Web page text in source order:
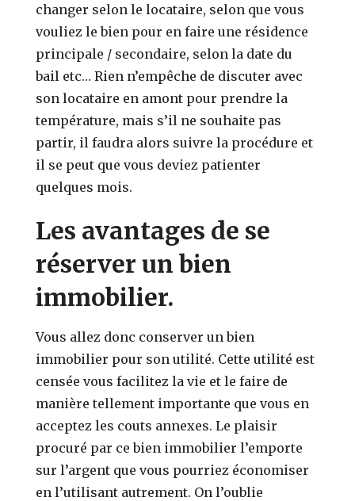
changer selon le locataire, selon que vous
vouliez le bien pour en faire une résidence
principale / secondaire, selon la date du
bail etc… Rien n’empêche de discuter avec
son locataire en amont pour prendre la
température, mais s’il ne souhaite pas
partir, il faudra alors suivre la procédure et
il se peut que vous deviez patienter
quelques mois.
Les avantages de se
réserver un bien
immobilier.
Vous allez donc conserver un bien
immobilier pour son utilité. Cette utilité est
censée vous facilitez la vie et le faire de
manière tellement importante que vous en
acceptez les couts annexes. Le plaisir
procuré par ce bien immobilier l’emporte
sur l’argent que vous pourriez économiser
en l’utilisant autrement. On l’oublie